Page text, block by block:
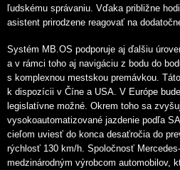
ľudskému správaniu. Vďaka približne
asistent prirodzene reagovať na
Systém MB.OS podporuje aj ďalšiu
a v rámci toho aj navigáciu z bodu do
s komplexnou mestskou premávkou.
k dispozícii v Číne a USA. V Európe
legislatívne možné. Okrem toho sa
vysokoautomatizované jazdenie podľa
cieľom uviesť do konca desaťročia do
rýchlosť 130 km/h. Spoločnosť
medzinárodným výrobcom automobilov,